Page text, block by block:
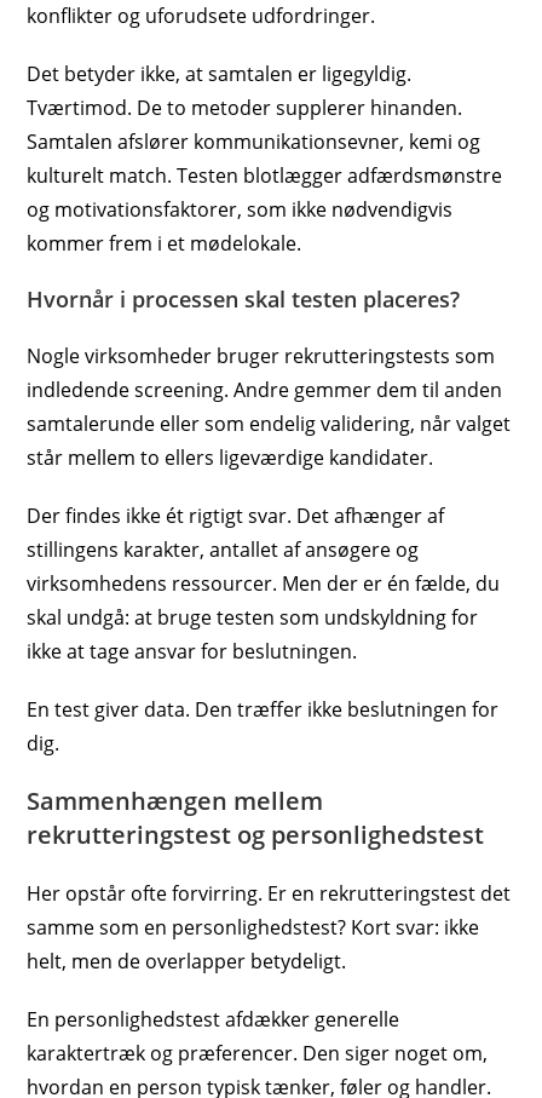
konflikter og uforudsete udfordringer.
Det betyder ikke, at samtalen er ligegyldig.
Tværtimod. De to metoder supplerer hinanden.
Samtalen afslører kommunikationsevner, kemi og
kulturelt match. Testen blotlægger adfærdsmønstre
og motivationsfaktorer, som ikke nødvendigvis
kommer frem i et mødelokale.
Hvornår i processen skal testen placeres?
Nogle virksomheder bruger rekrutteringstests som
indledende screening. Andre gemmer dem til anden
samtalerunde eller som endelig validering, når valget
står mellem to ellers ligeværdige kandidater.
Der findes ikke ét rigtigt svar. Det afhænger af
stillingens karakter, antallet af ansøgere og
virksomhedens ressourcer. Men der er én fælde, du
skal undgå: at bruge testen som undskyldning for
ikke at tage ansvar for beslutningen.
En test giver data. Den træffer ikke beslutningen for
dig.
Sammenhængen mellem
rekrutteringstest og personlighedstest
Her opstår ofte forvirring. Er en rekrutteringstest det
samme som en personlighedstest? Kort svar: ikke
helt, men de overlapper betydeligt.
En personlighedstest afdækker generelle
karaktertræk og præferencer. Den siger noget om,
hvordan en person typisk tænker, føler og handler.